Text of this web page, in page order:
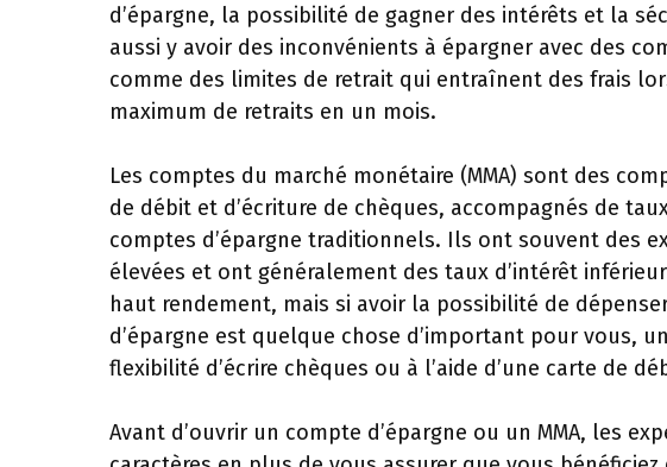
d’épargne, la possibilité de gagner des intérêts et la
aussi y avoir des inconvénients à épargner avec des
comme des limites de retrait qui entraînent des frais
maximum de retraits en un mois.
Les comptes du marché monétaire (MMA) sont des
de débit et d’écriture de chèques, accompagnés de
comptes d’épargne traditionnels. Ils ont souvent des
élevées et ont généralement des taux d’intérêt
haut rendement, mais si avoir la possibilité de
d’épargne est quelque chose d’important pour vous,
flexibilité d’écrire chèques ou à l’aide d’une carte de
Avant d’ouvrir un compte d’épargne ou un MMA, les